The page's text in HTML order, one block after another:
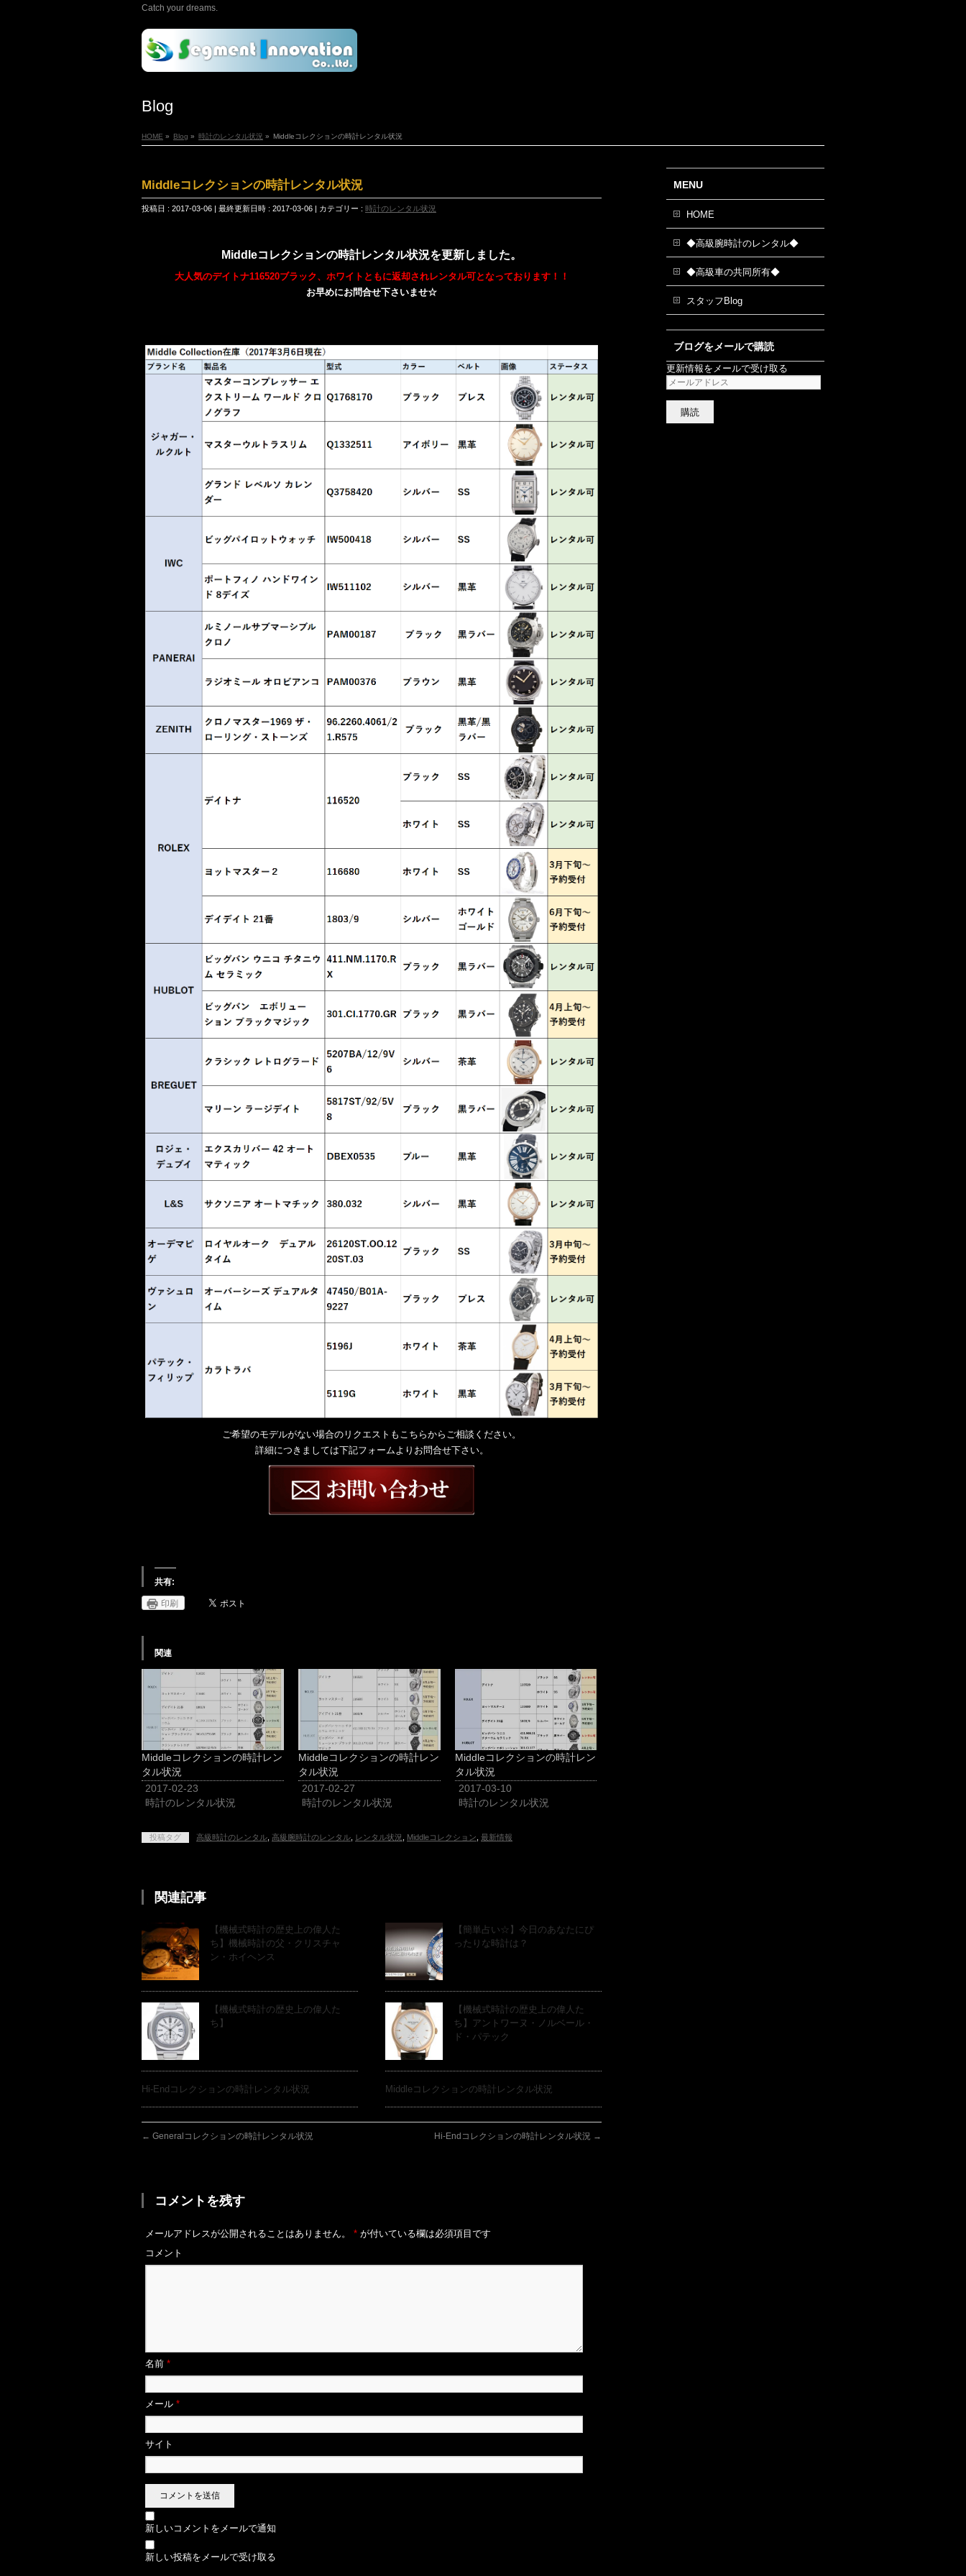
Catch your dreams.
Blog
HOME » Blog » 時計のレンタル状況 » Middleコレクションの時計レンタル状況
Middleコレクションの時計レンタル状況
投稿日 : 2017-03-06 最終更新日時 : 2017-03-06 カテゴリー : 時計のレンタル状況
Middleコレクションの時計レンタル状況を更新しました。
大人気のデイトナ116520ブラック、ホワイトともに返却されレンタル可となっております！！
お早めにお問合せ下さいませ☆
ご希望のモデルがない場合のリクエストもこちらからご相談ください。
詳細につきましては下記フォームよりお問合せ下さい。
共有:
印刷
関連
Middleコレクションの時計レン
タル状況
2017-02-23
時計のレンタル状況
Middleコレクションの時計レン
タル状況
2017-02-27
時計のレンタル状況
Middleコレクションの時計レン
タル状況
2017-03-10
時計のレンタル状況
投稿タグ 高級時計のレンタル 高級腕時計のレンタル レンタル状況 Middleコレクション 最新情報
関連記事
【機械式時計の歴史上の偉人た
ち】機械時計の父・クリスチャ
ン・ホイヘンス
【簡単占い☆】今日のあなたにぴ
ったりな時計は？
【機械式時計の歴史上の偉人た
ち】
【機械式時計の歴史上の偉人た
ち】アントワーヌ・ノルベール・
ド・パテック
Hi-Endコレクションの時計レンタル状況 Middleコレクションの時計レンタル状況
← Generalコレクションの時計レンタル状況 Hi-Endコレクションの時計レンタル状況 →
コメントを残す
メールアドレスが公開されることはありません。 * が付いている欄は必須項目です
コメント
名前 *
メール *
サイト
新しいコメントをメールで通知
新しい投稿をメールで受け取る
MENU
HOME
◆高級腕時計のレンタル◆
◆高級車の共同所有◆
スタッフBlog
ブログをメールで購読
更新情報をメールで受け取る
メ
ア